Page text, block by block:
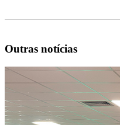
Outras notícias